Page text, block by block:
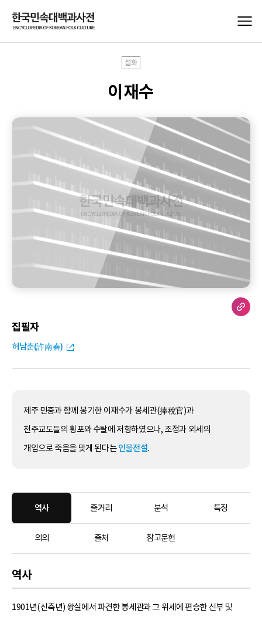
설화
이재수
집필자
허남춘(許南春)
제주 민중과 함께 봉기한 이재수가 봉세관(捧稅官)과
천주교도들의 횡포와 수탈에 저항하였으나, 조정과 외세의
개입으로 죽음을 맞게 된다는인물전설.
역사 줄거리 분석 특징
의의 출처 참고문헌
역사
1901년(신축년) 왕실에서 파견한 봉세관과 그 위세에 편승한 신부 및